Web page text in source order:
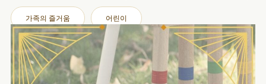
가족의 즐거움 어린이